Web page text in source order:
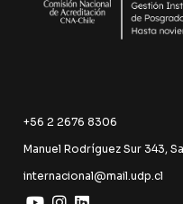
+56 2 2676 8306
Manuel Rodríguez Sur 343,
internacional@mail.udp.cl